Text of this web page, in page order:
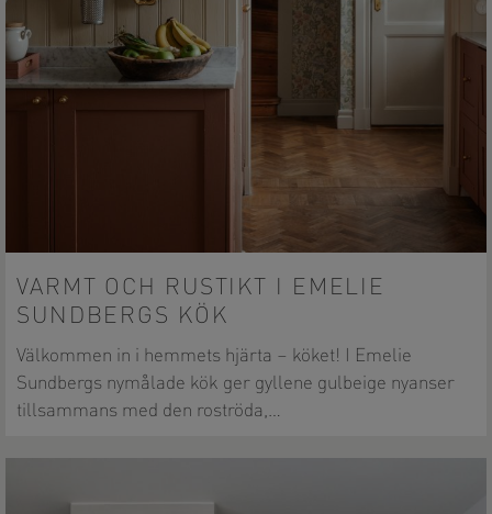
VARMT OCH RUSTIKT I EMELIE
SUNDBERGS KÖK
Välkommen in i hemmets hjärta – köket! I Emelie
Sundbergs nymålade kök ger gyllene gulbeige nyanser
tillsammans med den roströda,…